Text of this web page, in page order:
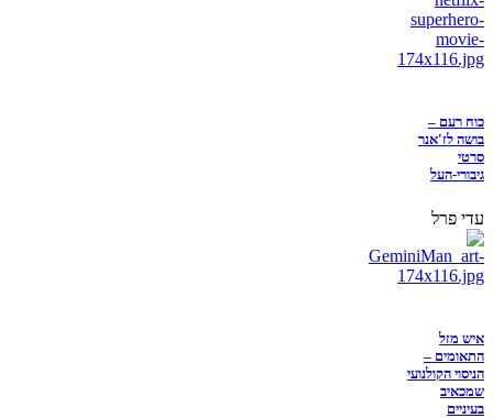
כוח רעם –
בושה לז'אנר
סרטי
גיבורי-העל
עדי פרל
איש מזל
התאומים –
הניסוי הקולנועי
שמכאיב
בעיניים